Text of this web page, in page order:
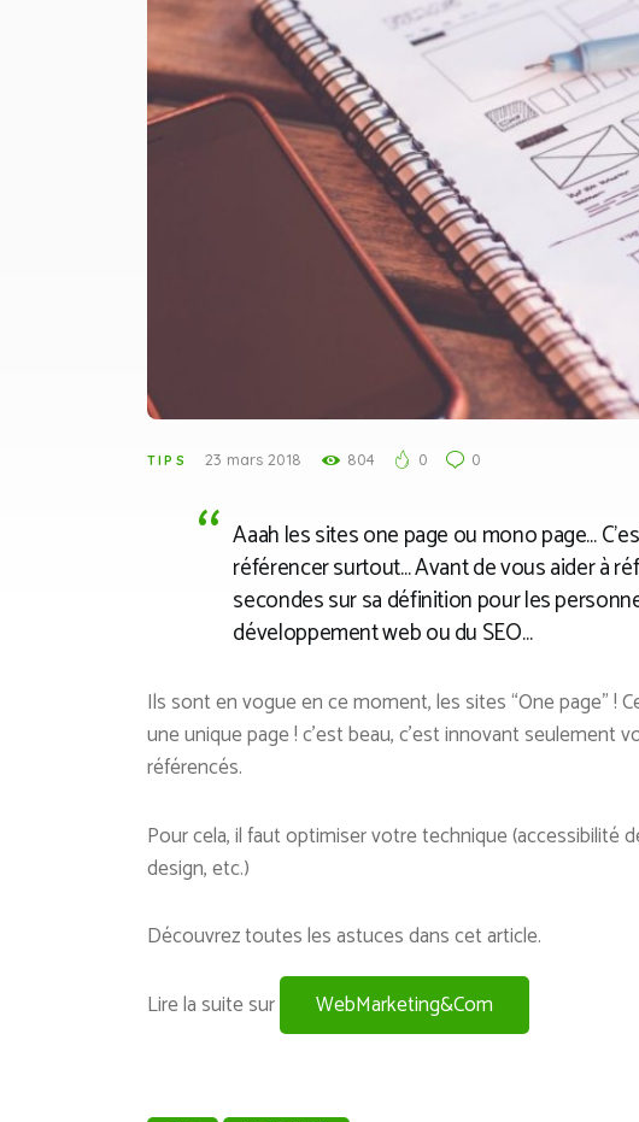
TIPS 23 mars 2018 804 0 0
Aaah les sites one page ou mono page…
référencer surtout… Avant de vous aider à
secondes sur sa définition pour les
développement web ou du SEO…
Ils sont en vogue en ce moment, les sites “One page”
une unique page ! c’est beau, c’est innovant seulement
référencés.
Pour cela, il faut optimiser votre technique (accessibilité
design, etc.)
Découvrez toutes les astuces dans cet article.
Lire la suite sur WebMarketing&Com